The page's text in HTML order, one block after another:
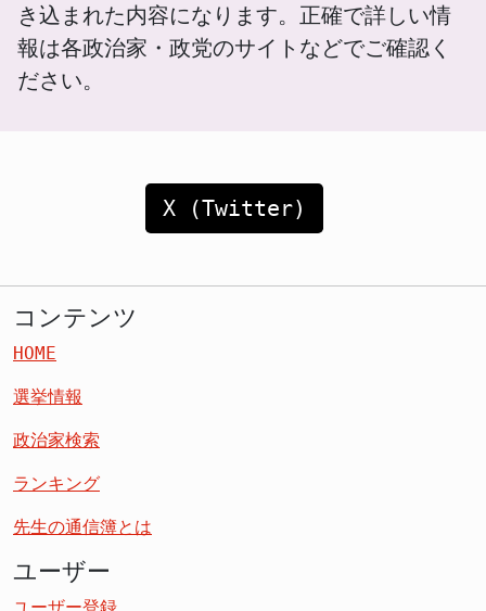
き込まれた内容になります。正確で詳しい情
報は各政治家・政党のサイトなどでご確認く
ださい。
X (Twitter)
コンテンツ
HOME
選挙情報
政治家検索
ランキング
先生の通信簿とは
ユーザー